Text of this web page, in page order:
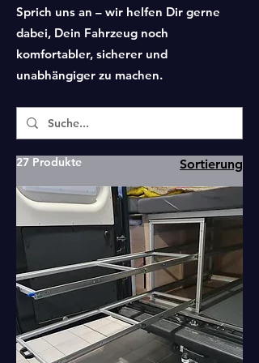
Sprich uns an – wir helfen Dir gerne
dabei, Dein Fahrzeug noch
komfortabler, sicherer und
unabhängiger zu machen.
27 Produkte Sortierung